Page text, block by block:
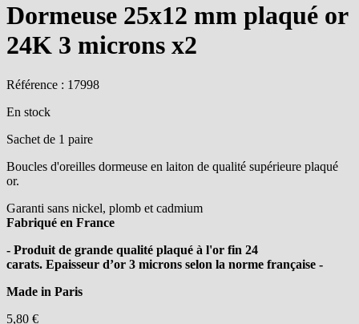
Dormeuse 25x12 mm plaqué or
24K 3 microns x2
Référence : 17998
En stock
Sachet de 1 paire
Boucles d'oreilles dormeuse en laiton de qualité supérieure plaqué
or.
Garanti sans nickel, plomb et cadmium
Fabriqué en France
- Produit de grande qualité plaqué à l'or fin 24
carats. Epaisseur d’or 3 microns selon la norme française -
Made in Paris
5,80 €